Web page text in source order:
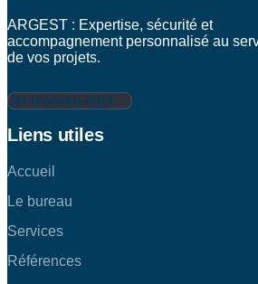
ARGEST : Expertise, sécurité et
accompagnement personnalisé au
de vos projets.
Jki-linkedin-light
Liens utiles
Accueil
Le bureau
Services
Références